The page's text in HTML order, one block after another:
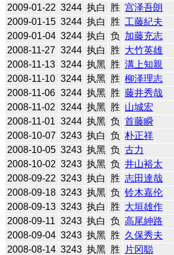
2009-01-22 3244 执白 胜 宫泽吾朗
2009-01-15 3244 执白 胜 工藤紀夫
2009-01-04 3244 执白 负 加藤充志
2008-11-27 3244 执白 胜 大竹英雄
2008-11-13 3244 执黑 胜 溝上知親
2008-11-10 3244 执黑 胜 柳泽理志
2008-11-06 3244 执黑 胜 藤井秀哉
2008-11-02 3244 执黑 胜 山城宏
2008-11-01 3244 执黑 负 首藤瞬
2008-10-07 3243 执白 负 朴正祥
2008-10-05 3243 执黑 负 古力
2008-10-02 3243 执黑 负 井山裕太
2008-09-22 3243 执白 胜 志田達哉
2008-09-18 3243 执黑 负 铃木嘉伦
2008-09-13 3243 执白 胜 大垣雄作
2008-09-11 3243 执白 负 高尾紳路
2008-09-04 3243 执黑 胜 久保秀夫
2008-08-14 3243 执黑 胜 片冈聪